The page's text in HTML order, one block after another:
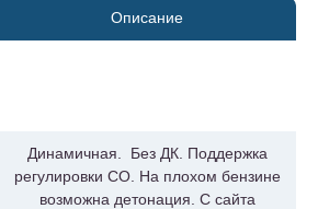
Описание
Динамичная. Без ДК. Поддержка
регулировки СО. На плохом бензине
возможна детонация. С сайта